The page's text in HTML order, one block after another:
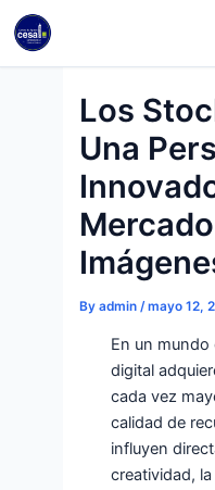
Skip
content
Los
Una
By admin /mayo 12,
En un
digital
cada vez
calidad de
influyen
creatividad,